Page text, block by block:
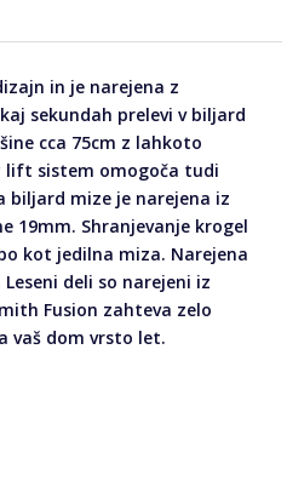
in je narejena z
sekundah prelevi v biljard
cca 75cm z lahkoto
lift sistem omogoča tudi
biljard mize je narejena iz
19mm. Shranjevanje krogel
kot jedilna miza. Narejena
deli so narejeni iz
Fusion zahteva zelo
vaš dom vrsto let.